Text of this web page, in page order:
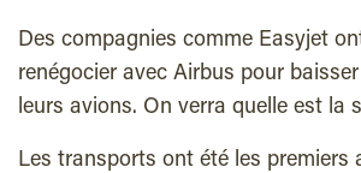
Des compagnies comme Easyjet
renégocier avec Airbus pour
leurs avions. On verra quelle est la
Les transports ont été les premiers